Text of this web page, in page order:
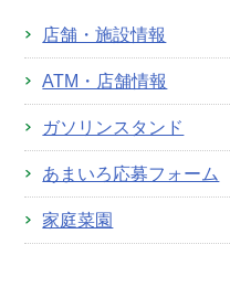
店舗・施設情報
ATM・店舗情報
ガソリンスタンド
あまいろ応募フォーム
家庭菜園